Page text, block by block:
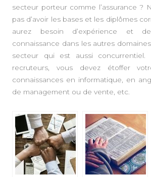
secteur porteur comme l’assurance ?
pas d’avoir les bases et les diplômes
aurez besoin d’expérience et
connaissance dans les autres
secteur qui est aussi concurrentiel.
recruteurs, vous devez étoffer
connaissances en informatique, en
de management ou de vente, etc.